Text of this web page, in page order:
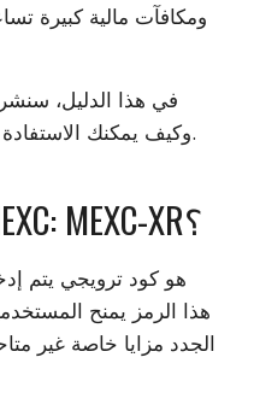
ومكافآت مالية كبيرة
في هذا الدليل،
MEXC mexc-xr وكيف يمكنك الاستفادة منها بالكامل.
ما هو رمز إحالة MEXC: MEXC-XR؟
الجدد مزايا خاصة غير